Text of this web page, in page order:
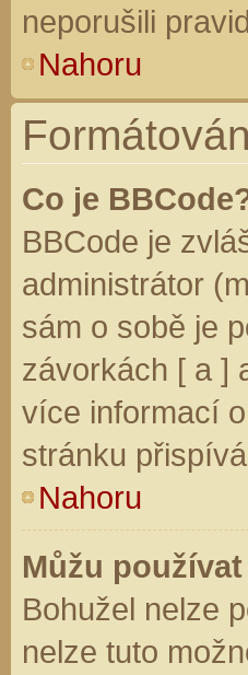
neporušili
Nahoru
Co je
BBCode je
administrátor
sám o sobě je
závorkách [ a ]
více informací
stránku
Nahoru
Můžu používat
Bohužel nelze
nelze tuto